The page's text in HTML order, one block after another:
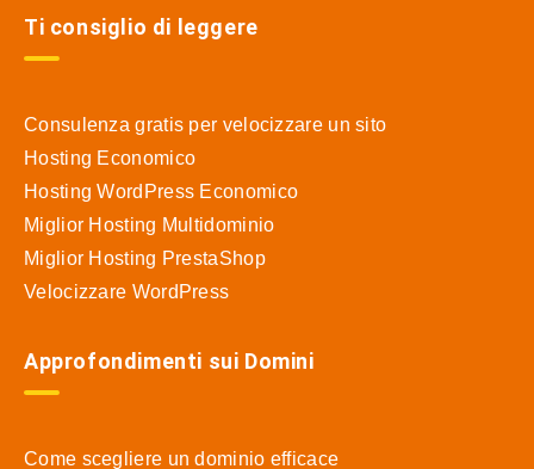
Ti consiglio di leggere
Consulenza gratis per velocizzare un sito
Hosting Economico
Hosting WordPress Economico
Miglior Hosting Multidominio
Miglior Hosting PrestaShop
Velocizzare WordPress
Approfondimenti sui Domini
Come scegliere un dominio efficace